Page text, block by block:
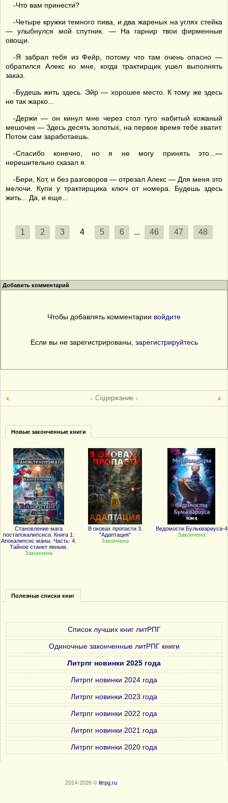
-Что вам принести?
-Четыре кружки темного пива, и два жареных на углях стейка
— улыбнулся мой спутник. — На гарнир твои фирменные
овощи.
-Я забрал тебя из Фейр, потому что там очень опасно —
обратился Алекс ко мне, когда трактирщик ушел выполнять
заказ.
-Будешь жить здесь. Эйр — хорошее место. К тому же здесь
не так жарко...
-Держи — он кинул мне через стол туго набитый кожаный
мешочек — Здесь десять золотых, на первое время тебе хватит.
Потом сам заработаешь.
-Спасибо конечно, но я не могу принять это...—
нерешительно сказал я.
-Бери, Кот, и без разговоров — отрезал Алекс — Для меня это
мелочи. Купи у трактирщика ключ от номера. Будешь здесь
жить... Да, и еще...
1 2 3 4 5 6 ... 46 47 48
Добавить комментарий
Чтобы добавлять комментарии войдите
Если вы не зарегистрированы, зарегистрируйтесь
↓ Содержание ↓
Новые законченные книги
Становление мага
постапокалипсиса. Книга 1:
Апокалипсис маны. Часть: 4.
Тайное станет явным.
Закончена
В оковах пропасти 3.
"Адаптация"
Закончена
Ведомости Бульквариуса-4
Закончена
Полезные списки книг
Список лучших книг литРПГ
Одиночные законченные литРПГ книги
Литрпг новинки 2025 года
Литрпг новинки 2024 года
Литрпг новинки 2023 года
Литрпг новинки 2022 года
Литрпг новинки 2021 года
Литрпг новинки 2020 года
2014-2026 © litrpg.ru